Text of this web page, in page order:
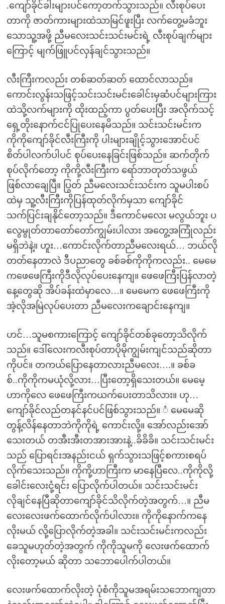
.ကျော်ခိုင်ခါးများပင်ကော့တက်သွားသည်။ လီးစုပ်ပေး
တာကို ဇာတ်ကားများထဲသာမြင်ဖူးပြီး လက်တွေ့မခံဘူး
သောသူ့အဖို့ ညီမလေးသင်းသင်းမင်းရဲ့ လီးစုပ်ချက်များ
ကြောင့် မျက်ဖြူပင်လှန်ချင်သွားသည်။
လီးကြီးကလည်း တစ်ဆတ်ဆတ် ထောင်လာသည်။
ကောင်းလွန်းသဖြင့်သင်းသင်းမင်းခေါင်းမှဆံပင်များကြား
ထဲသို့လက်များကို ထိုးထည့်ကာ ပွတ်ပေးပြီး အလိုက်သင့်
ရှေ့တိုးနောက်ငင်ပြုပေးနေမိသည်။ သင်းသင်းမင်းက
ကိုကိုကျော်ခိုင်လီးကြီးကို ပါးများချိုင့်သွားအောင်ပင်
စိတ်ပါလက်ပါပင် စုပ်ပေးနေခြင်းဖြစ်သည်။ ဆက်တိုက်
စုပ်လိုက်တော့ ကိုကို့လီးကြီးက ရော်ဘာတုတ်သဖွယ်
ဖြစ်လာချေပြီ။ ပြွတ် ညီမလေးသင်းသင်းက သူမပါးစပ်
ထဲမှ သူ့လီးကြီးကိုပြန်ထုတ်လိုက်မှသာ ကျော်ခိုင်
သက်ပြင်းချနိုင်တော့သည်။ ဒီကောင်မလေး မလွယ်ဘူး ပ
လွေမွုတ်တာတော်တော်ကျွမ်းပါလား အတွေ့အကြုံလည်း
မရှိဘဲနဲ့။ ဟူး…ကောင်းလိုက်တာညီမလေးရယ်… ဘယ်လို
တတ်နေတာလဲ ဒီပညာတွေ ခစ်ခစ်ကိုကိုကလည်း.. မေမေ
ကဖေဖေကြီးကိုဒီလိုလုပ်ပေးနေကျ။ ဖေဖေကြီးပြန်လာတဲ့
နေ့တွေဆို အိပ်ခန်းထဲမှာလေ…။ မေမေက ဖေဖေကြီးကို
အဲ့လိုအမြဲလုပ်ပေးတာ ညီမလေးကချောင်းနေကျ။
ဟင်…သူမစကားကြောင့် ကျော်ခိုင်တစ်ခုတော့သိလိုက်
သည်။ ဒေါ်လေးကလီးစုပ်တာပိုမိုကျွမ်းကျင်သည်ဆိုတာ
ကိုပင်။ တကယ်ပြောနေတာလားညီမလေး….။ ခစ်ခ
စ်..ကိုကိုကမယုံလို့လား…ပြီးတော့ရှိသေးတယ်။ မေမေ့
ဟာကိုလေ ဖေဖေကြီးကယက်ပေးတာသိလား။ ဟု…
ကျော်ခိုင်လည်တနင်နင်ပင်ဖြစ်သွားသည်။ ံ မေမေဆို
တွန့်လိန်နေတာဘဲကိုကိုရဲ့ ကောင်းလို့။ အော်လည်းအော်
သေးတယ် တအီးအီးတအားအားနဲ့..ခိခိခိ။ သင်းသင်းမင်း
သည် ပြောရင်းအနည်းငယ် ရှက်သွားသဖြင့်စကားစရပ်
လိုက်သေးသည်။ ကိုကို့ဟာကြီးက မာနေပြီလေ..ကိုကိုလို့
ခေါင်းလေးငုံ့ရင်း ပြောလိုက်ပါတယ်။ သင်းသင်းမင်း
လိုချင်နေပြီဆိုတာကျော်ခိုင်သိလိုက်တဲ့အတွက်…။ ညီမ
လေးလေးဖက်ထောက်လိုက်ပါလား။ ကိုကိုနောက်ကနေ
လိုးမယ် လို့ပြောလိုက်တဲ့အခါ။ သင်းသင်းမင်းကလည်း
ခေသူမဟုတ်တဲ့အတွက် ကိုကိုသူမကို လေးဖက်ထောက်
လိုးတော့မယ် ဆိုတာ သဘောပေါက်ပါတယ်။
လေးဖက်ထောက်လိုးတဲ့ ပုံစံကိုသူမအရမ်းသဘောကျတာ